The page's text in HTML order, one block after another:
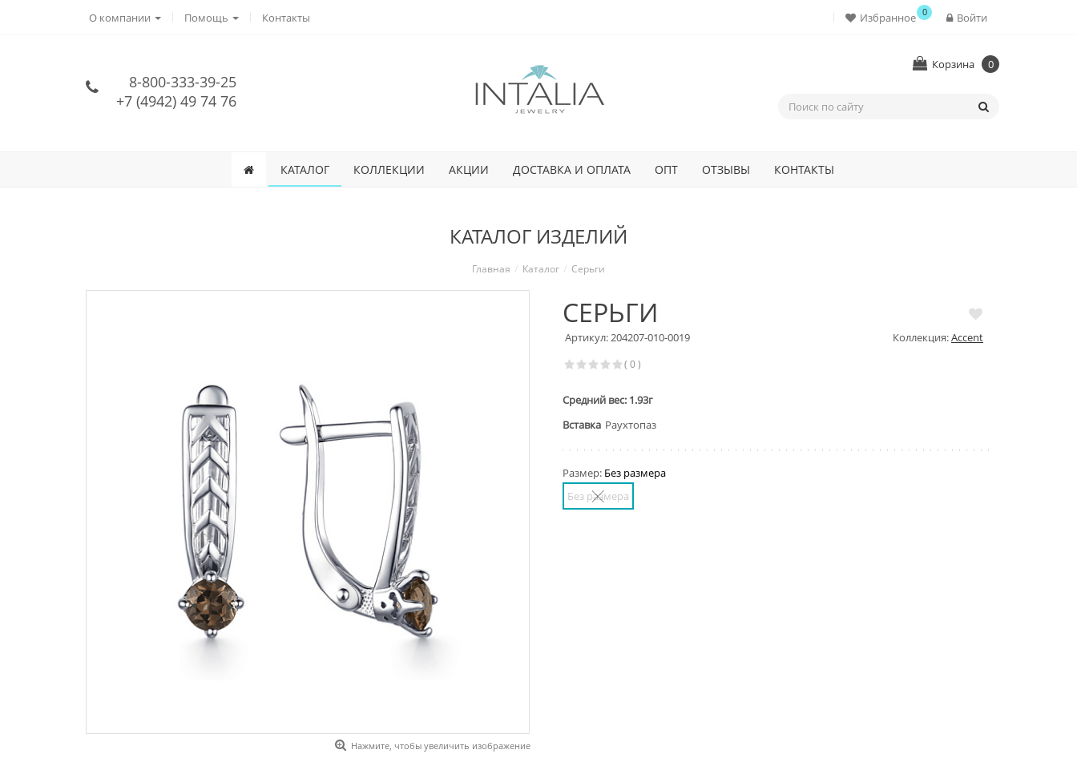
О компании Помощь Контакты Войти
Избранное 0
8-800-333-39-25
+7 (4942) 49 74 76
Корзина 0
КАТАЛОГ КОЛЛЕКЦИИ АКЦИИ ДОСТАВКА И ОПЛАТА ОПТ ОТЗЫВЫ КОНТАКТЫ
КАТАЛОГ ИЗДЕЛИЙ
Главная Каталог Серьги
СЕРЬГИ
Нажмите, чтобы увеличить изображение
Артикул: 204207-010-0019 Коллекция:Accent
( 0 )
Средний вес: 1.93г
Вставка Раухтопаз
Размер: Без размера
Без размера